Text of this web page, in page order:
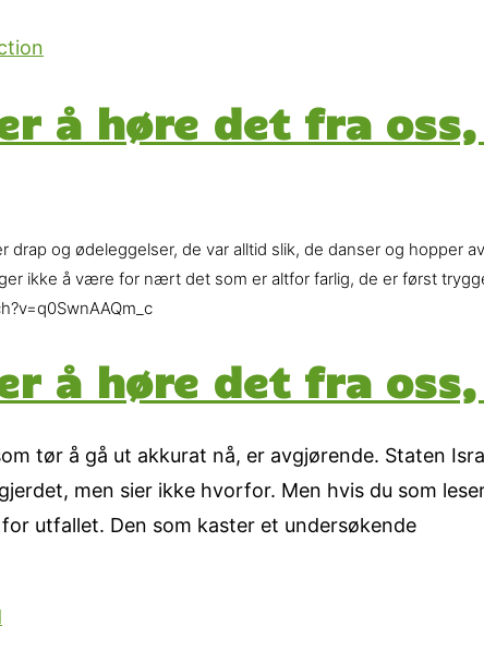
å høre det fra
drap og ødeleggelser, de var alltid slik, de danser og hopper
ikke å være for nært det som er altfor farlig, de er først
å høre det fra
tør å gå ut akkurat nå, er avgjørende. Staten
men sier ikke hvorfor. Men hvis du som
utfallet. Den som kaster et undersøkende